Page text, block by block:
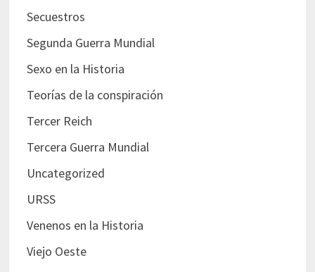
Secuestros
Segunda Guerra Mundial
Sexo en la Historia
Teorías de la conspiración
Tercer Reich
Tercera Guerra Mundial
Uncategorized
URSS
Venenos en la Historia
Viejo Oeste